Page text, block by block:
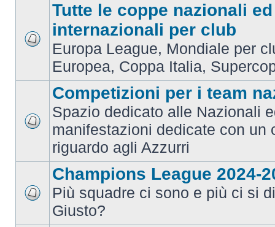
Tutte le coppe nazionali ed
internazionali per club
Europa League, Mondiale per
Europea, Coppa Italia,
Competizioni per i team
Spazio dedicato alle Nazionali
manifestazioni dedicate con un
riguardo agli Azzurri
Champions League 2024-
Più squadre ci sono e più ci si
Giusto?